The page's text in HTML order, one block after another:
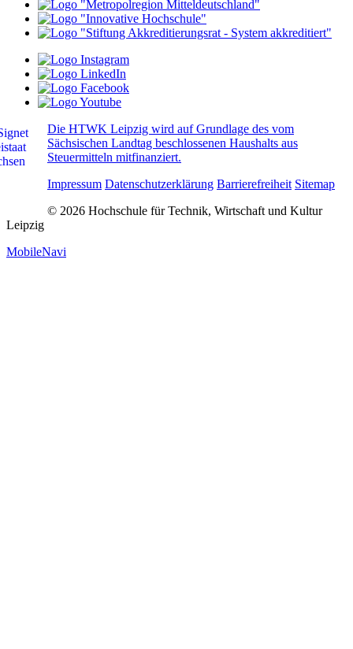
Die HTWK Leipzig wird auf Grundlage des vom
Sächsischen Landtag beschlossenen Haushalts aus
Steuermitteln mitfinanziert.
Impressum Datenschutzerklärung Barrierefreiheit Sitemap
© 2026 Hochschule für Technik, Wirtschaft und Kultur
Leipzig
MobileNavi